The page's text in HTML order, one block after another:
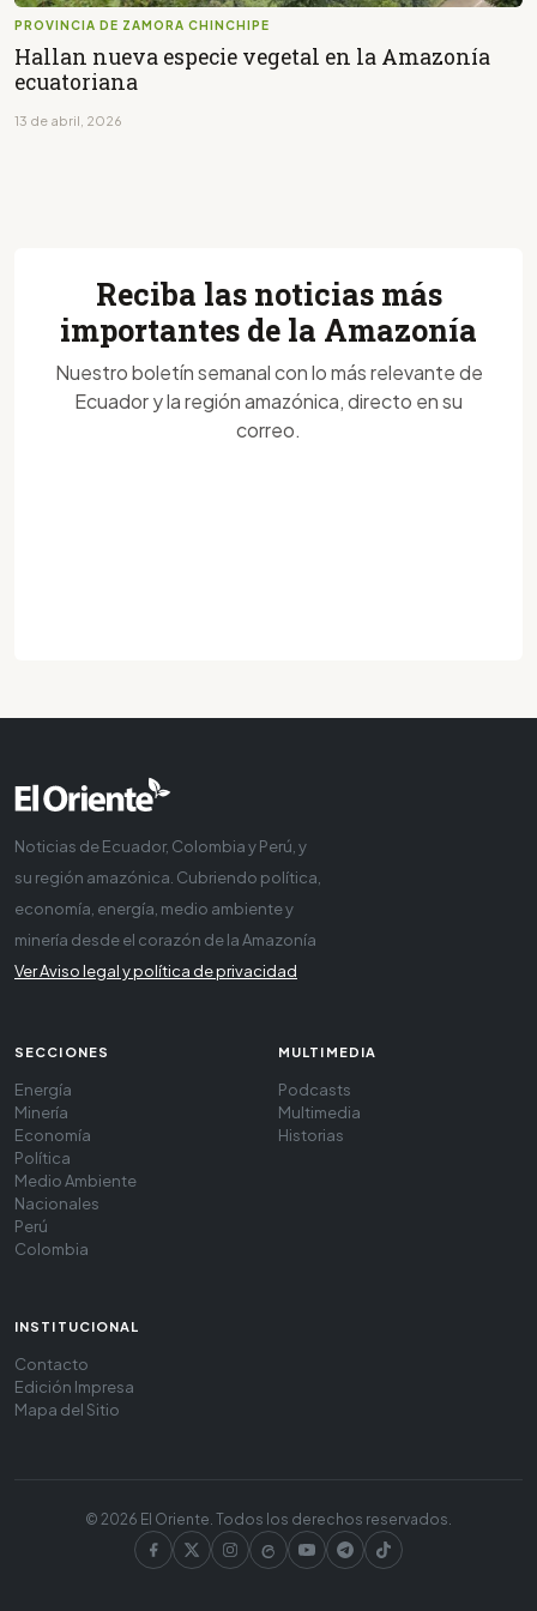
PROVINCIA DE ZAMORA CHINCHIPE
Hallan nueva especie vegetal en la Amazonía
ecuatoriana
13 de abril, 2026
Reciba las noticias más
importantes de la Amazonía
Nuestro boletín semanal con lo más relevante de
Ecuador y la región amazónica, directo en su
correo.
Noticias de Ecuador, Colombia y Perú, y
su región amazónica. Cubriendo política,
economía, energía, medio ambiente y
minería desde el corazón de la Amazonía
Ver Aviso legal y política de privacidad
SECCIONES
Energía
Minería
Economía
Política
Medio Ambiente
Nacionales
Perú
Colombia
MULTIMEDIA
Podcasts
Multimedia
Historias
INSTITUCIONAL
Contacto
Edición Impresa
Mapa del Sitio
© 2026 El Oriente. Todos los derechos reservados.